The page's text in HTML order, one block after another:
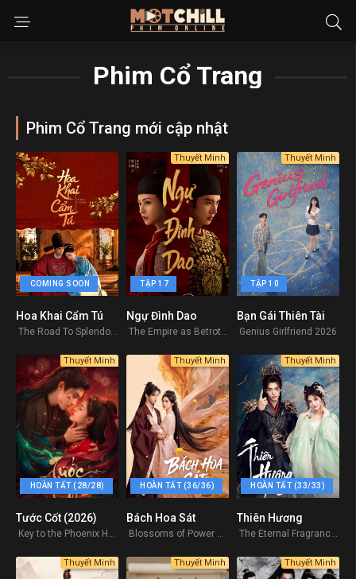
Phim Cổ Trang
Phim Cổ Trang mới cập nhật
COMING SOON
Hoa Khai Cẩm Tú
TẬP 17
Thuyết Minh
Ngự Đình Dao
TẬP 10
Thuyết Minh
Bạn Gái Thiên Tài
Genius Girlfriend 2026
HOÀN TẤT (28/28)
Thuyết Minh
Tước Cốt (2026)
Key to the Phoenix Heart 2026
HOÀN TẤT (36/36)
Thuyết Minh
Bách Hoa Sát
Blossoms of Power 2026
HOÀN TẤT (33/33)
Thuyết Minh
Thiên Hương
The Eternal Fragrance 2026
Thuyết Minh Thuyết Minh Thuyết Minh